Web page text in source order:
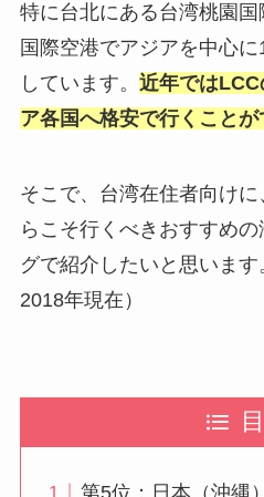
特に台北にある台湾桃園
国際空港でアジアを中心
しています。 近年では
ア各国へ格安で行くことが
そこで、台湾在住者向け
らこそ行くべきおすすめ
グで紹介したいと思いま
2018年現在）